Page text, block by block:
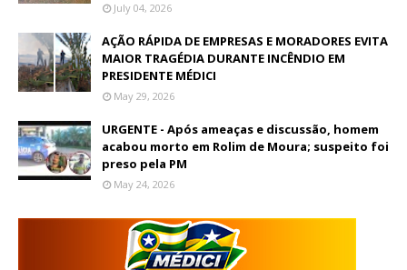
July 04, 2026
AÇÃO RÁPIDA DE EMPRESAS E MORADORES EVITA
MAIOR TRAGÉDIA DURANTE INCÊNDIO EM
PRESIDENTE MÉDICI
May 29, 2026
URGENTE - Após ameaças e discussão, homem
acabou morto em Rolim de Moura; suspeito foi
preso pela PM
May 24, 2026